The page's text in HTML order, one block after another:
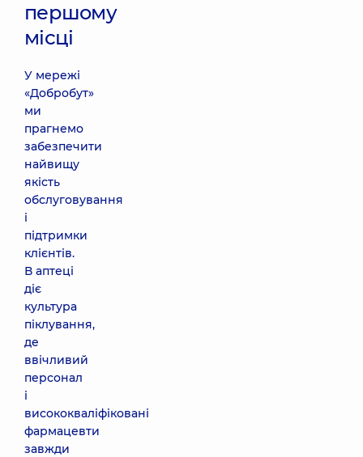
першому
місці
У мережі
«Добробут»
ми
прагнемо
забезпечити
найвищу
якість
обслуговування
і
підтримки
клієнтів.
В аптеці
діє
культура
піклування,
де
ввічливий
персонал
і
висококваліфіковані
фармацевти
завжди